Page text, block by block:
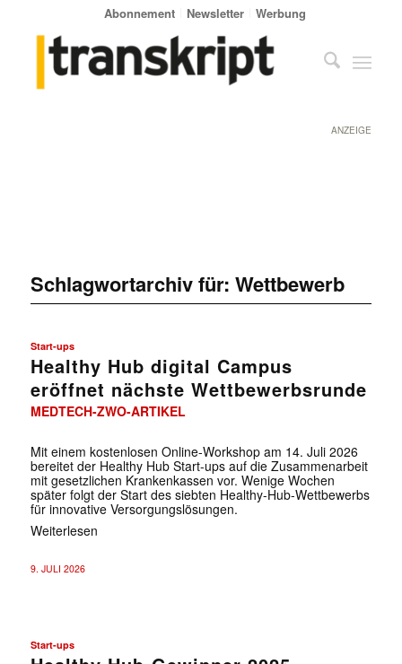
Abonnement Newsletter Werbung
ANZEIGE
Schlagwortarchiv für: Wettbewerb
Start-ups
Healthy Hub digital Campus
eröffnet nächste Wettbewerbsrunde
MEDTECH-ZWO-ARTIKEL
Mit einem kostenlosen Online-Workshop am 14. Juli 2026
bereitet der Healthy Hub Start-ups auf die Zusammenarbeit
mit gesetzlichen Krankenkassen vor. Wenige Wochen
später folgt der Start des siebten Healthy-Hub-Wettbewerbs
für innovative Versorgungslösungen.
Weiterlesen
9. JULI 2026
Start-ups